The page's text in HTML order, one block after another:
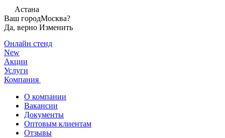
Астана
Ваш городМосква?
Да, верно Изменить
Онлайн стенд
New
Акции
Услуги
Компания
О компании
Вакансии
Документы
Оптовым клиентам
Отзывы